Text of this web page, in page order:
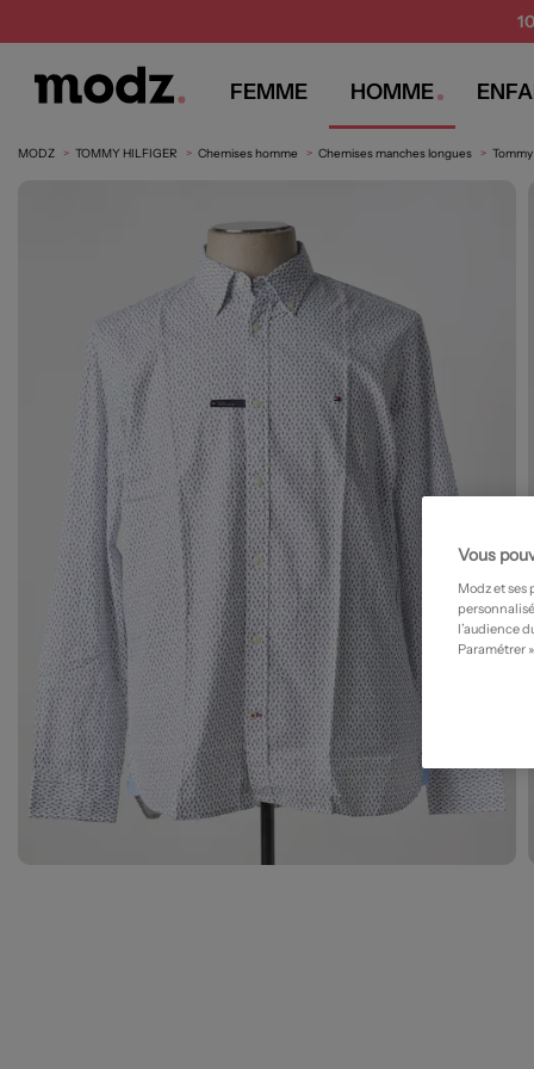
FEMME HOMME
MODZ TOMMY HILFIGER Chemises homme Chemises manches longues
Vous
Modz et
l’audience
Paramétrer ».